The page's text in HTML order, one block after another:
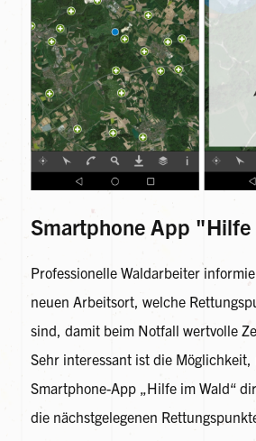
Smartphone App
Professionelle Waldarbeiter
neuen Arbeitsort, welche
sind, damit beim Notfall wertvolle
Sehr interessant ist die Möglichkeit,
Smartphone-App „Hilfe im Wald“
die nächstgelegenen